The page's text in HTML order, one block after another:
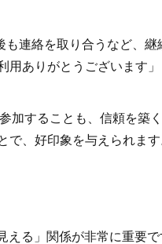
連絡を取り合うなど、継
用ありがとうございます
加することも、信頼を築く
で、好印象を与えられます
える」関係が非常に重要